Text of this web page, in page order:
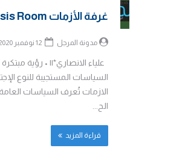
غرفة الأزمات The Crisis Room
مدونة المرجل
علياء الانصاري*|| • رؤية مبتكرة
السياسات المستجيبة للنوع
الازمات تُعرف السياسات
الح...
قراءة المزيد